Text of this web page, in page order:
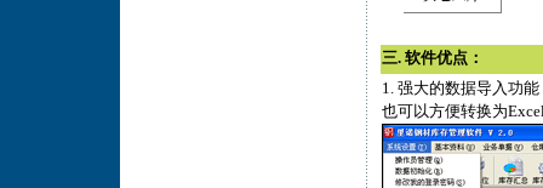
三. 软件优点：
1. 强大的数据导入功
也可以方便转换为